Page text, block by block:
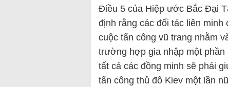
Điều 5 của Hiệp ước Bắc Đại
định rằng các đối tác liên
cuộc tấn công vũ trang nhằm
trường hợp gia nhập một
tất cả các đồng minh sẽ phải
tấn công thủ đô Kiev một lần